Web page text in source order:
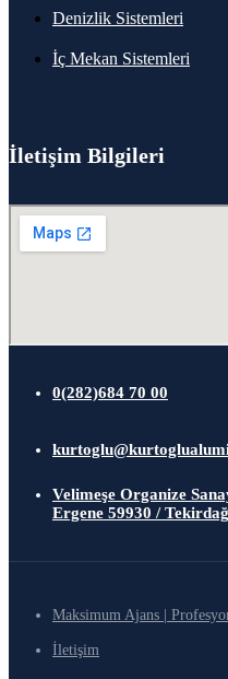
Denizlik Sistemleri
İç Mekan Sistemleri
İletişim Bilgileri
0(282)684 70 00
Velimeşe Organize
Ergene 59930 /
Maksimum Ajans |
İletişim